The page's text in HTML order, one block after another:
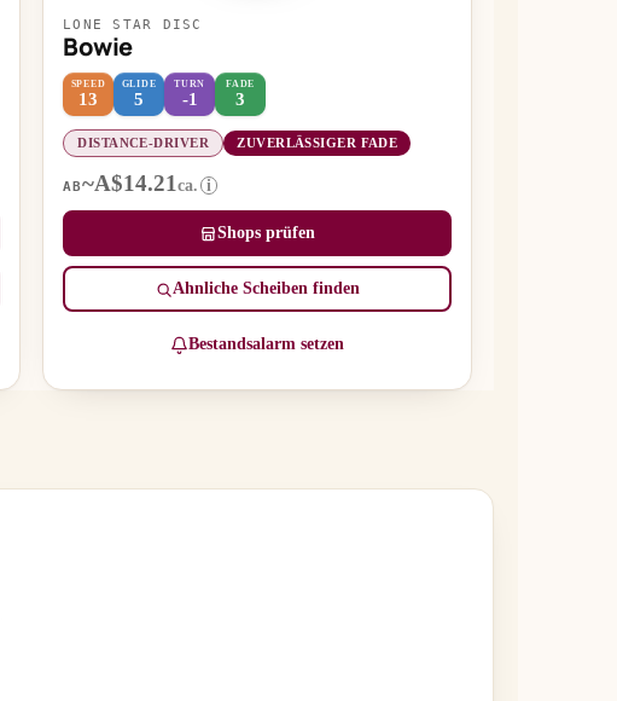
LONE STAR DISC
Bowie
SPEED
13
GLIDE
5
TURN
-1
FADE
3
DISTANCE-DRIVER ZUVERLÄSSIGER FADE
AB~A$14.21ca. i
Shops prüfen
Ähnliche Scheiben finden
Bestandsalarm setzen